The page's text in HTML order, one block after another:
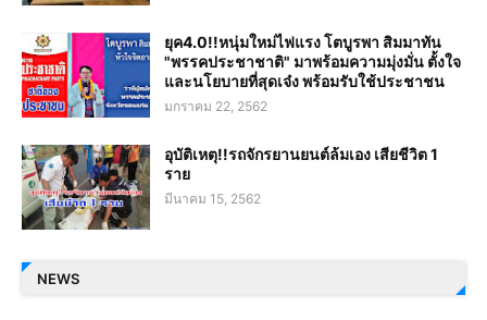
ยุค4.0!!หนุ่มใหม่ไฟแรง โตบูรพา สิมมาทัน
"พรรคประชาชาติ" มาพร้อมความมุ่งมั่น ตั้งใจ
และนโยบายที่สุดเจ๋ง พร้อมรับใช้ประชาชน
มกราคม 22, 2562
อุบัติเหตุ!!รถจักรยานยนต์ล้มเอง เสียชีวิต 1
ราย
มีนาคม 15, 2562
NEWS